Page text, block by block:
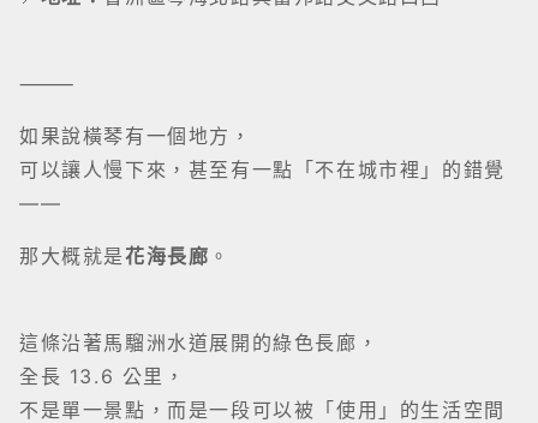
⸻
如果說橫琴有一個地方，
可以讓人慢下來，甚至有一點「不在城市裡」的錯覺
——
那大概就是花海長廊 。
這條沿著馬騮洲水道展開的綠色長廊，
全長 13.6 公里，
不是單一景點，而是一段可以被「使用」的生活空間